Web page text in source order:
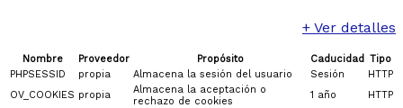
Toruntour
EspañaViajes organizados a POlonia
viajes
organizados a Polonia 2026viajes por
PoloniaWieliczkaWroclaw
+ Ver detalles
Nombre Proveedor Propósito Caducidad
Tipo
PHPSESSID
propia Almacena la sesión del usuario Sesión
HTTP
OV_COOKIES propia
Almacena la aceptación o
rechazo de cookies
1 año HTTP